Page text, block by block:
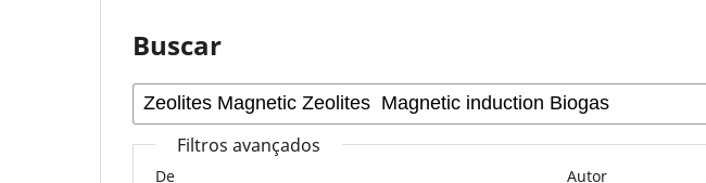
Buscar
Filtros avançados
De Autor